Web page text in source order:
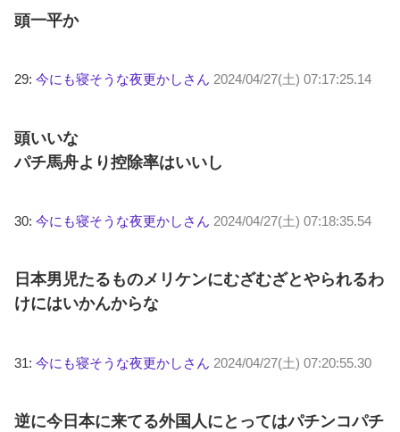
頭一平か
29: 今にも寝そうな夜更かしさん 2024/04/27(土) 07:17:25.14
頭いいな
パチ馬舟より控除率はいいし
30: 今にも寝そうな夜更かしさん 2024/04/27(土) 07:18:35.54
日本男児たるものメリケンにむざむざとやられるわ
けにはいかんからな
31: 今にも寝そうな夜更かしさん 2024/04/27(土) 07:20:55.30
逆に今日本に来てる外国人にとってはパチンコパチ